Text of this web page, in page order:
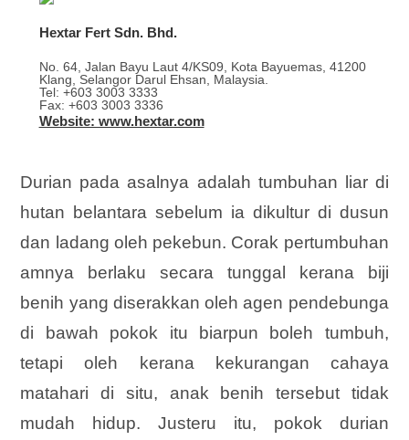
Hextar Fert Sdn. Bhd.
No. 64, Jalan Bayu Laut 4/KS09, Kota Bayuemas, 41200
Klang, Selangor Darul Ehsan, Malaysia.
Tel: +603 3003 3333
Fax: +603 3003 3336
Website: www.hextar.com
Durian pada asalnya adalah tumbuhan liar di
hutan belantara sebelum ia dikultur di dusun
dan ladang oleh pekebun. Corak pertumbuhan
amnya berlaku secara tunggal kerana biji
benih yang diserakkan oleh agen pendebunga
di bawah pokok itu biarpun boleh tumbuh,
tetapi oleh kerana kekurangan cahaya
matahari di situ, anak benih tersebut tidak
mudah hidup. Justeru itu, pokok durian